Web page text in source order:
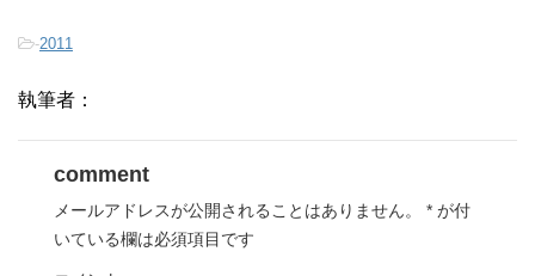
-2011
執筆者：
comment
メールアドレスが公開されることはありません。 * が付
いている欄は必須項目です